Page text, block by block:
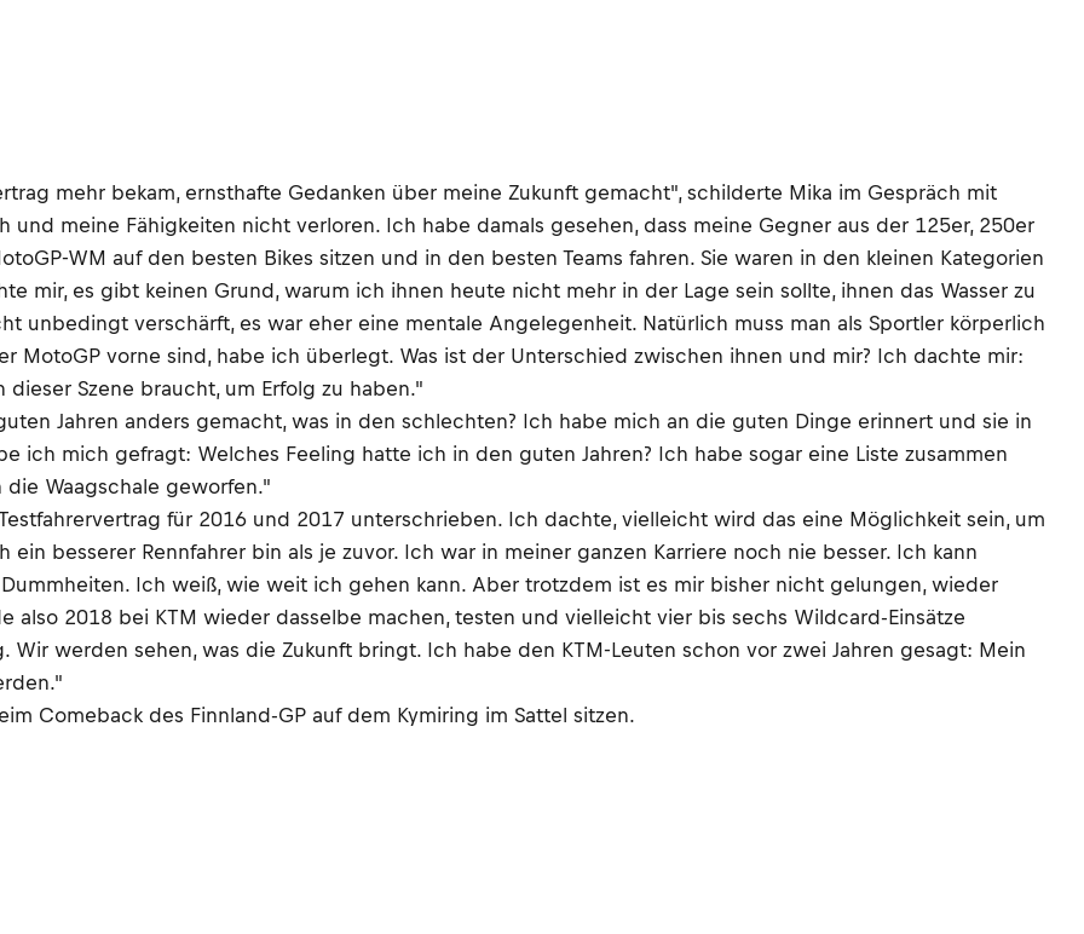
mehr bekam, ernsthafte Gedanken über meine Zukunft gemacht", schilderte Mika im Gespräch mit
und meine Fähigkeiten nicht verloren. Ich habe damals gesehen, dass meine Gegner aus der 125er, 250er
WM auf den besten Bikes sitzen und in den besten Teams fahren. Sie waren in den kleinen Kategorien
mir, es gibt keinen Grund, warum ich ihnen heute nicht mehr in der Lage sein sollte, ihnen das Wasser zu
unbedingt verschärft, es war eher eine mentale Angelegenheit. Natürlich muss man als Sportler körperlich
MotoGP vorne sind, habe ich überlegt. Was ist der Unterschied zwischen ihnen und mir? Ich dachte mir:
Szene braucht, um Erfolg zu haben."
Jahren anders gemacht, was in den schlechten? Ich habe mich an die guten Dinge erinnert und sie in
ich mich gefragt: Welches Feeling hatte ich in den guten Jahren? Ich habe sogar eine Liste zusammen
Waagschale geworfen."
für 2016 und 2017 unterschrieben. Ich dachte, vielleicht wird das eine Möglichkeit sein, um
besserer Rennfahrer bin als je zuvor. Ich war in meiner ganzen Karriere noch nie besser. Ich kann
Ich weiß, wie weit ich gehen kann. Aber trotzdem ist es mir bisher nicht gelungen, wieder
also 2018 bei KTM wieder dasselbe machen, testen und vielleicht vier bis sechs Wildcard-Einsätze
werden sehen, was die Zukunft bringt. Ich habe den KTM-Leuten schon vor zwei Jahren gesagt: Mein
Comeback des Finnland-GP auf dem Kymiring im Sattel sitzen.